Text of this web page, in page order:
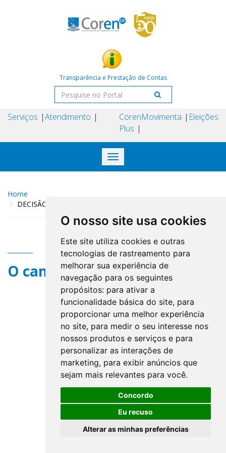
O nosso site usa cookies
Este site utiliza cookies e outras
tecnologias de rastreamento para
melhorar sua experiência de
navegação para os seguintes
propósitos: para ativar a
funcionalidade básica do site, para
proporcionar uma melhor experiência
no site, para medir o seu interesse nos
nossos produtos e serviços e para
personalizar as interações de
marketing, para exibir anúncios que
sejam mais relevantes para você.
Concordo
Eu recuso
Alterar as minhas preferências
Transparência e Prestação de Contas
Serviços Atendimento
Coren
Plus
Movimenta Eleições
Toggle
navigation
Home
DECISÃO COREN-DF N° 148 DE 23 DE JULHO DE 2024
O campo title não existe.